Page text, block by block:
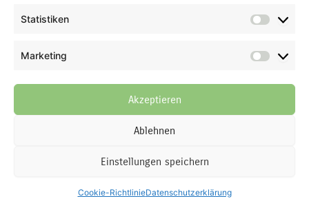
Statistiken
Marketing
Akzeptieren
Ablehnen
Einstellungen speichern
Cookie-RichtlinieDatenschutzerklärung
© 2026 Der Piemont Haselnuss Shop | Thomas Göb | La Perla del
Gusto | Alle Rechte vorbehalten
Bestellwert innerhalb Deutschlands und generell weltweit in allen